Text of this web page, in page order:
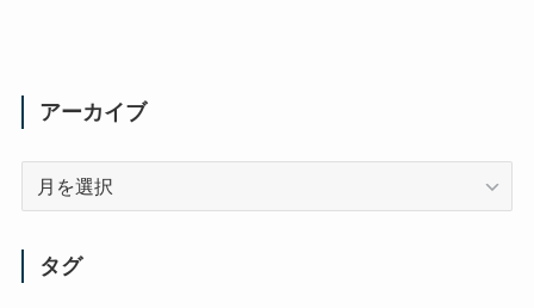
アーカイブ
タグ